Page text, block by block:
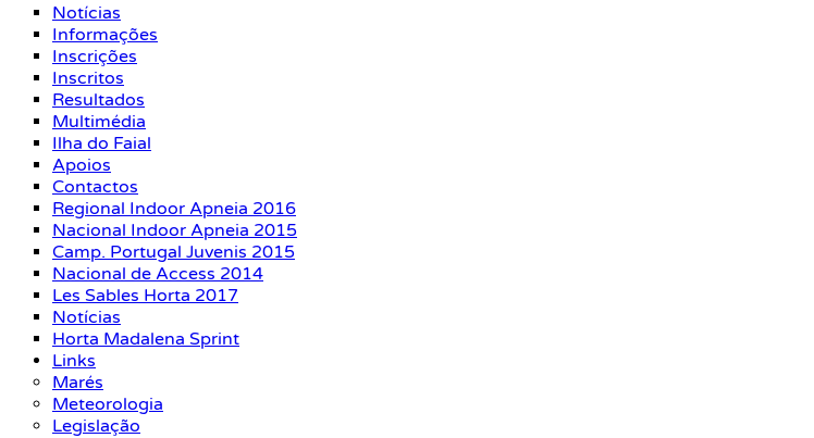
Notícias
Informações
Inscrições
Inscritos
Resultados
Multimédia
Ilha do Faial
Apoios
Contactos
Regional Indoor Apneia 2016
Nacional Indoor Apneia 2015
Camp. Portugal Juvenis 2015
Nacional de Access 2014
Les Sables Horta 2017
Notícias
Horta Madalena Sprint
Links
Marés
Meteorologia
Legislação